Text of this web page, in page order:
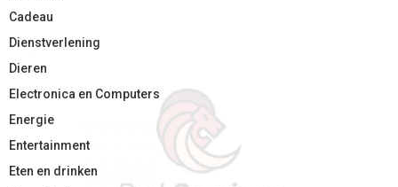
Cadeau
Dienstverlening
Dieren
Electronica en Computers
Energie
Entertainment
Eten en drinken